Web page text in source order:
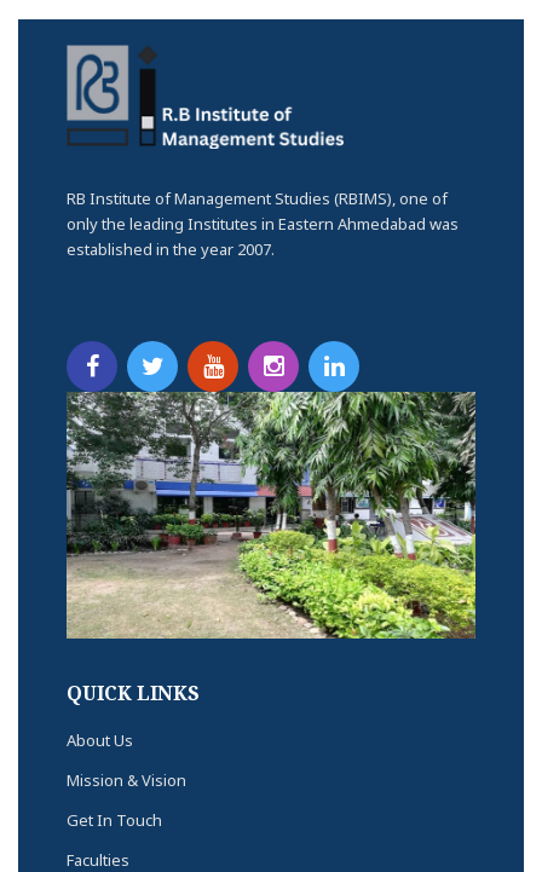
RB Institute of Management Studies (RBIMS), one of
only the leading Institutes in Eastern Ahmedabad was
established in the year 2007.
QUICK LINKS
About Us
Mission & Vision
Get In Touch
Faculties